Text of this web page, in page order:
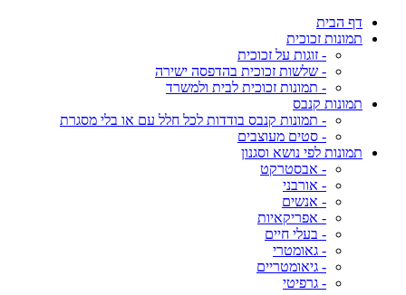
דף הבית
תמונות זכוכית
- זוגות על זכוכית
- שלשות זכוכית בהדפסה ישירה
- תמונות זכוכית לבית ולמשרד
תמונות קנבס
- תמונות קנבס בודדות לכל חלל עם או בלי מסגרת
- סטים מעוצבים
תמונות לפי נושא וסגנון
- אבסטרקט
- אורבני
- אנשים
- אפריקאיות
- בעלי חיים
- גאומטרי
- גיאומטריים
- גרפיטי